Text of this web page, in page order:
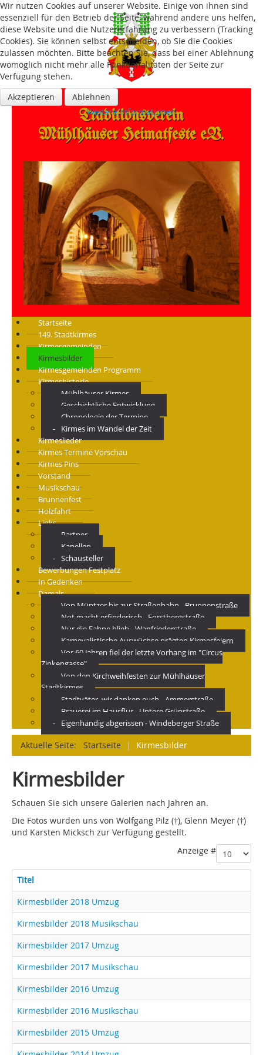
Traditions­verein
Mühlhäuser Heimatfeste e.V.
Startseite
149. Stadtkirmes
Kirmesgemeinden
Kirmesbilder
Kirmesgemeinden Programm
Kirmeshistorie
Mühlhäuser Kirmes
Geschichtliche Entwicklung
Chronologie der Termine
Kirmes im Wandel der Zeit
Kirmeslieder
Kirmes Termine Vorschau
Kirmes Pins
Vorstand
Musikschau
Brunnenfest
Holzfahrt
Links
Partner
Kapellen
Schausteller
Bewerbungen Festplatz
In Gedenken
Damals
Von Müntzer bis zur Straßenbahn - Brunnenstraße
Not macht erfinderisch - Forstbergstraße
Nur die Fahne blieb - Wanfriederstraße
Karnevalistische Auswüchse prägten Kirmesfeiern
Vor 60 Jahren fiel der letzte Vorhang im "Circus
Zinkengasse"
Von den Kirchweihfesten zur Mühlhäuser
Stadtkirmes
Stadtväter, wir danken euch - Ammerstraße
Brauerei im Hausflur - Untere Grünstraße
Eigenhändig abgerissen - Windeberger Straße
Aktuelle Seite: Startseite | Kirmesbilder
Kirmesbilder
Schauen Sie sich unsere Galerien nach Jahren an.
Die Fotos wurden uns von Wolfgang Pilz (†), Glenn Meyer (†)
und Karsten Micksch zur Verfügung gestellt.
Anzeige #
Titel
Kirmesbilder 2018 Umzug
Kirmesbilder 2018 Musikschau
Kirmesbilder 2017 Umzug
Kirmesbilder 2017 Musikschau
Kirmesbilder 2016 Umzug
Kirmesbilder 2016 Musikschau
Kirmesbilder 2015 Umzug
Wir nutzen Cookies auf unserer Website. Einige von ihnen sind
essenziell für den Betrieb der Seite, während andere uns helfen,
diese Website und die Nutzererfahrung zu verbessern (Tracking
Cookies). Sie können selbst entscheiden, ob Sie die Cookies
zulassen möchten. Bitte beachten Sie, dass bei einer Ablehnung
womöglich nicht mehr alle Funktionalitäten der Seite zur
Verfügung stehen.
Akzeptieren
Ablehnen
Weitere Informationen